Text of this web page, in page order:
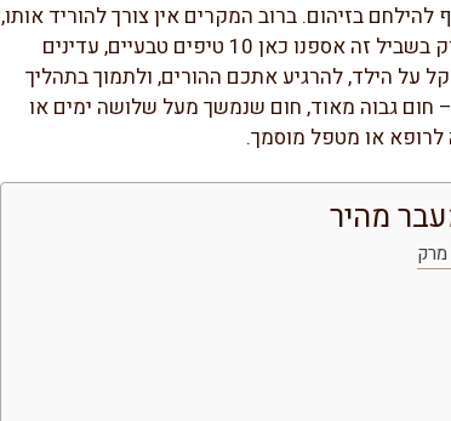
בזיהום. ברוב המקרים אין צורך להוריד אותו,
אלא רק להקל על תחושת הילד. בדיוק בשביל זה אספנו כאן 10 טיפים טבעיים, עדינים
על הילד, להרגיע אתכם ההורים, ולתמוך בתהליך
חום גבוה מאוד, חום שנמשך מעל שלושה ימים או
לרופא או מטפל מוסמך.
מהיר
מרק